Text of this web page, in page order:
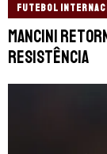
FUTEBOL
Mancini
resistência